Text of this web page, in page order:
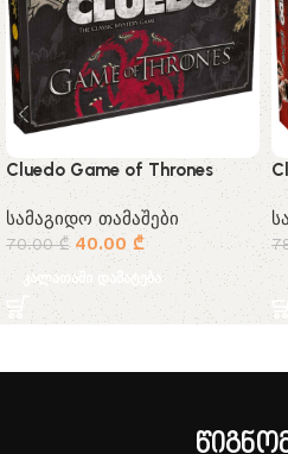
Cluedo Game of Thrones
სამაგიდო თამაშები
70.00₾ 40.00 ₾
კალათაში დამატება